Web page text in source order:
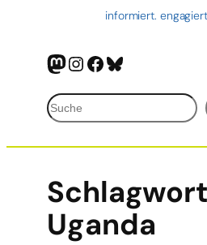
informiert.
Mastodon
Instagram
Facebook
Bluesky
Suchen
Uganda